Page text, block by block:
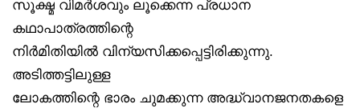
സൂക്ഷ്മ വിമർശവും ലൂക്കെന്ന പ്രധാന
കഥാപാത്രത്തിന്റെ
നിർമിതിയിൽ വിന്യസിക്കപ്പെട്ടിരിക്കുന്നു.
അടിത്തട്ടിലുള്ള
ലോകത്തിന്റെ ഭാരം ചുമക്കുന്ന അദ്ധ്വാനജനതകളെ